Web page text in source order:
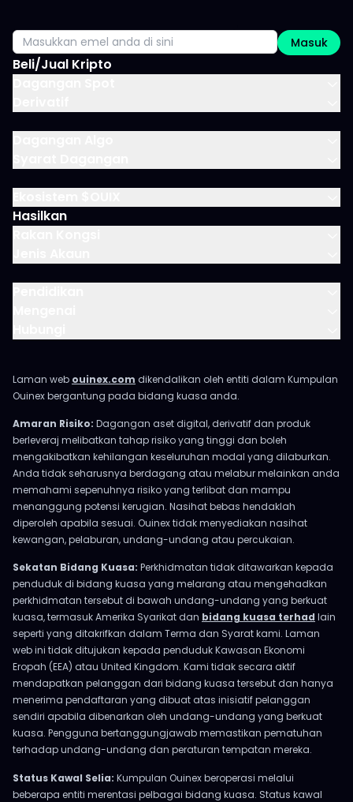
Beli/Jual Kripto
Hasilkan
Masuk
Laman web ouinex.com dikendalikan oleh entiti dalam Kumpulan
Ouinex bergantung pada bidang kuasa anda.
Amaran Risiko: Dagangan aset digital, derivatif dan produk
berleveraj melibatkan tahap risiko yang tinggi dan boleh
mengakibatkan kehilangan keseluruhan modal yang dilaburkan.
Anda tidak seharusnya berdagang atau melabur melainkan anda
memahami sepenuhnya risiko yang terlibat dan mampu
menanggung potensi kerugian. Nasihat bebas hendaklah
diperoleh apabila sesuai. Ouinex tidak menyediakan nasihat
kewangan, pelaburan, undang-undang atau percukaian.
Sekatan Bidang Kuasa: Perkhidmatan tidak ditawarkan kepada
penduduk di bidang kuasa yang melarang atau mengehadkan
perkhidmatan tersebut di bawah undang-undang yang berkuat
kuasa, termasuk Amerika Syarikat dan bidang kuasa terhad lain
seperti yang ditakrifkan dalam Terma dan Syarat kami. Laman
web ini tidak ditujukan kepada penduduk Kawasan Ekonomi
Eropah (EEA) atau United Kingdom. Kami tidak secara aktif
mendapatkan pelanggan dari bidang kuasa tersebut dan hanya
menerima pendaftaran yang dibuat atas inisiatif pelanggan
sendiri apabila dibenarkan oleh undang-undang yang berkuat
kuasa. Pengguna bertanggungjawab memastikan pematuhan
terhadap undang-undang dan peraturan tempatan mereka.
Status Kawal Selia: Kumpulan Ouinex beroperasi melalui
beberapa entiti merentasi pelbagai bidang kuasa. Status kawal